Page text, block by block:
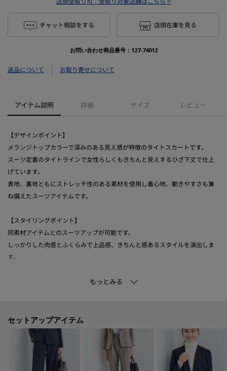
チャット相談をする 店頭在庫を見る
お問い合わせ商品番号： 127-74012
返品について お取り寄せについて
アイテム説明 詳細 サイズ レビュー
【デザインポイント】
メランジトップカラーで深みのある見え感が特徴のタイトスカートです。
スーツ定番のタイトラインで女性らしくもきちんと見えするひざ下丈で仕上
げています。
表地、裏地ともにストレッチ性のある素材を使用し着心地、動きやすさも兼
ね備えたスーツアイテムです。
【スタイリングポイント】
同素材アイテムとのスーツアップが可能です。
しっかりした肉感とふくらみで上品感、きちんと感あるスタイルを演出しま
す。
テーパードパンツ：127‐64010
ワイドパンツ：127‐64011
【素材ポイント】
染色技術による梳毛調に見える染色方法にて、TOP調の深みのある表面感を
セットアップアイテム